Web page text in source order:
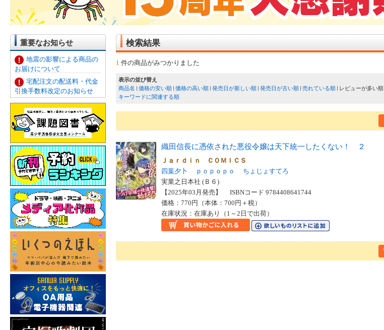
重要なお知らせ
地震の影響による商品の
お届けについて
宅配注文の配送料・代金
引換手数料改定のお知らせ
検索結果
1 件の商品がみつかりました
表示の並び替え
商品名
価格の安い順 価格の高い順 発売日が新しい順 発売日が古い順 売れている順 レビューが多い順
キーワードに関連する順
織田信長に憑依された悪役令嬢は天下統一したくない！ ２
Ｊａｒｄｉｎ ＣＯＭＩＣＳ
四葉夕卜
ｐｏｐｏｐｏ
ちょじょすてろ
実業之日本社 (Ｂ６)
【2025年03月発売】 ISBNコード 9784408641744
価格：770円（本体：700円＋税）
在庫状況：在庫あり（1～2日で出荷）